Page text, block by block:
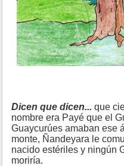
Dicen que dicen... que
nombre era Payé que el
Guaycurúes amaban ese
monte, Ñandeyara le
nacido estériles y ningún
moriría.